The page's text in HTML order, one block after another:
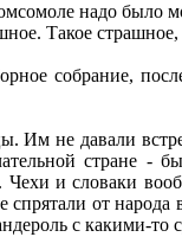
надо было
Такое
собрание,
Им не давали
стране
и словаки
от
с какими-